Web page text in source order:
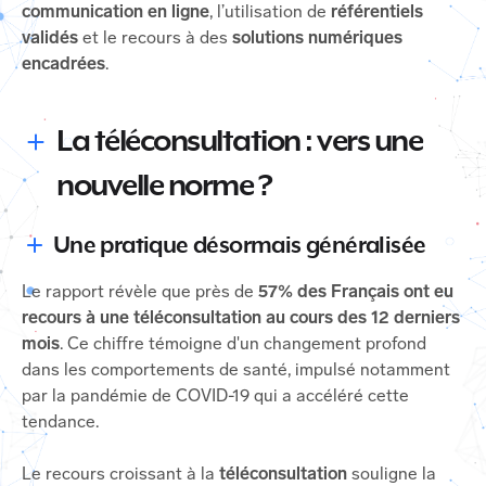
communication en ligne, l’utilisation de référentiels
validés et le recours à des solutions numériques
encadrées.
La téléconsultation : vers une
nouvelle norme ?
Une pratique désormais généralisée
Le rapport révèle que près de 57% des Français ont eu
recours à une téléconsultation au cours des 12 derniers
mois. Ce chiffre témoigne d'un changement profond
dans les comportements de santé, impulsé notamment
par la pandémie de COVID-19 qui a accéléré cette
tendance.
Le recours croissant à la téléconsultation souligne la